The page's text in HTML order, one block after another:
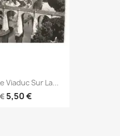
Viaduc Sur La...
5,50 €